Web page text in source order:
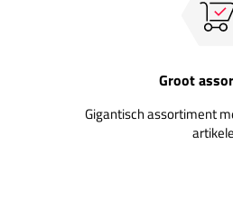
Groot
Gigantisch assortiment